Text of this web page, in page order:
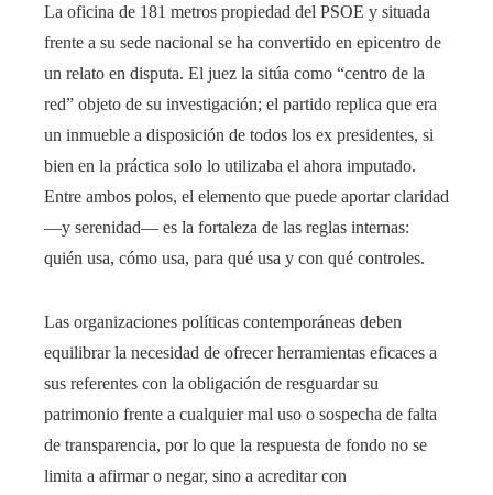
La oficina de 181 metros propiedad del PSOE y situada
frente a su sede nacional se ha convertido en epicentro de
un relato en disputa. El juez la sitúa como “centro de la
red” objeto de su investigación; el partido replica que era
un inmueble a disposición de todos los ex presidentes, si
bien en la práctica solo lo utilizaba el ahora imputado.
Entre ambos polos, el elemento que puede aportar claridad
—y serenidad— es la fortaleza de las reglas internas:
quién usa, cómo usa, para qué usa y con qué controles.
Las organizaciones políticas contemporáneas deben
equilibrar la necesidad de ofrecer herramientas eficaces a
sus referentes con la obligación de resguardar su
patrimonio frente a cualquier mal uso o sospecha de falta
de transparencia, por lo que la respuesta de fondo no se
limita a afirmar o negar, sino a acreditar con